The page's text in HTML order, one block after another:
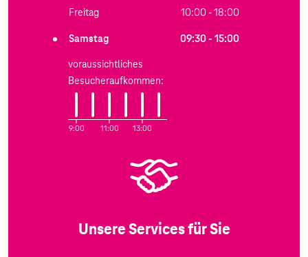
Freitag 10:00 - 18:00
Samstag 09:30 - 15:00
voraussichtliches
Besucheraufkommen:
9:00 11:00 13:00
Unsere Services für Sie